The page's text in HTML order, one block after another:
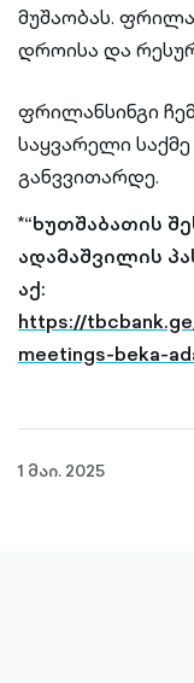
მუშაობას.
დროისა და
ფრილანსინგი
საყვარელი
განვვითარდე.
*“ხუთშაბათის
ადამაშვილის
აქ:
https://
meetings-beka-
1 მაი. 2025